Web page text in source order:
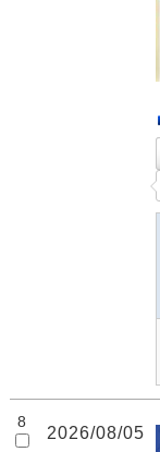
8
2026/08/05